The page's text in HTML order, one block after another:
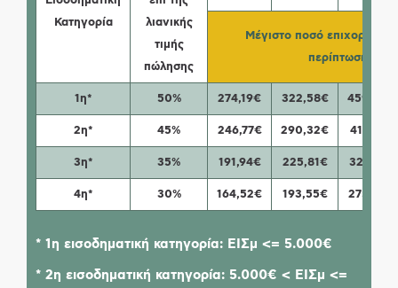
Κατηγορία
λιανικής
τιμής
πώλησης
Μέγιστο ποσό
περίπτωση
1η* 50% 274,19€ 322,58€ 459,68€
2η* 45% 246,77€ 290,32€ 413,71€
3η* 35% 191,94€ 225,81€ 321,77€
4η* 30% 164,52€ 193,55€ 275,81€
* 1η εισοδηματική κατηγορία: ΕΙΣμ <= 5.000€
* 2η εισοδηματική κατηγορία: 5.000€ < ΕΙΣμ <=